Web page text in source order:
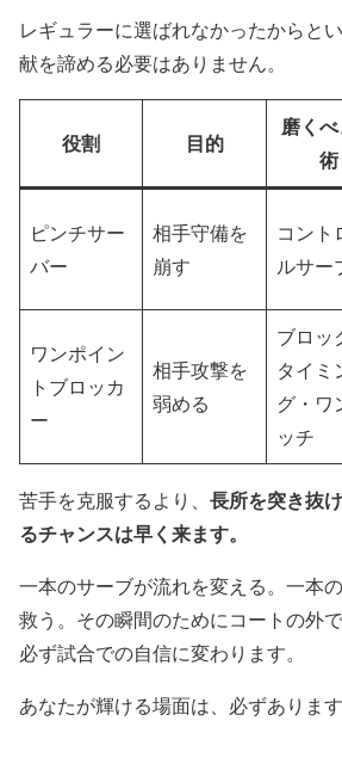
レギュラーに選ばれなかったからと
献を諦める必要はありません。
役割 目的
磨く
術
ピンチサー
バー
相手守備を
崩す
コント
ルサー
ワンポイン
トブロッカ
ー
相手攻撃を
弱める
ブロッ
タイミ
グ・ワ
ッチ
苦手を克服するより、 長所を突き抜
るチャンスは早く来ます。
一本のサーブが流れを変える。一本
救う。その瞬間のためにコートの外
必ず試合での自信に変わります。
あなたが輝ける場面は、必ずあります